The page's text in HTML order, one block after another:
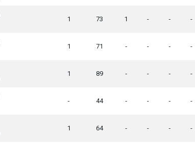
1 73 1 - - -
1 71 - - - -
1 89 - - - -
- 44 - - - -
1 64 - - - -